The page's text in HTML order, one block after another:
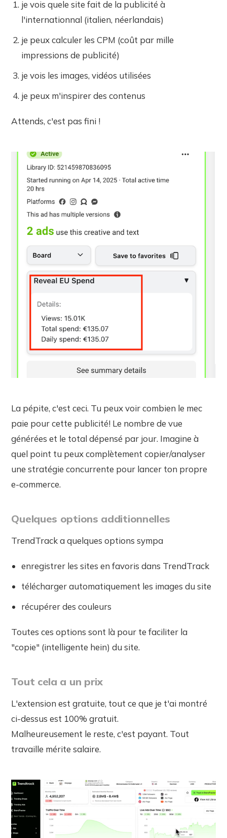
je vois quele site fait de la publicité à
l'internationnal (italien, néerlandais)
je peux calculer les CPM (coût par mille
impressions de publicité)
je vois les images, vidéos utilisées
je peux m'inspirer des contenus
Attends, c'est pas fini !
La pépite, c'est ceci. Tu peux voir combien le mec
paie pour cette publicité! Le nombre de vue
générées et le total dépensé par jour. Imagine à
quel point tu peux complètement copier/analyser
une stratégie concurrente pour lancer ton propre
e-commerce.
Quelques options additionnelles
TrendTrack a quelques options sympa
enregistrer les sites en favoris dans TrendTrack
télécharger automatiquement les images du site
récupérer des couleurs
Toutes ces options sont là pour te faciliter la
"copie" (intelligente hein) du site.
Tout cela a un prix
L'extension est gratuite, tout ce que je t'ai montré
ci-dessus est 100% gratuit.
Malheureusement le reste, c'est payant. Tout
travaille mérite salaire.